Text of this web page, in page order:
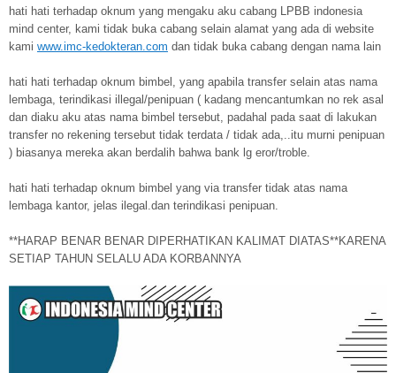
hati hati terhadap oknum yang mengaku aku cabang LPBB indonesia
mind center, kami tidak buka cabang selain alamat yang ada di website
kami www.imc-kedokteran.com dan tidak buka cabang dengan nama lain
hati hati terhadap oknum bimbel, yang apabila transfer selain atas nama
lembaga, terindikasi illegal/penipuan ( kadang mencantumkan no rek asal
dan diaku aku atas nama bimbel tersebut, padahal pada saat di lakukan
transfer no rekening tersebut tidak terdata / tidak ada,..itu murni penipuan
) biasanya mereka akan berdalih bahwa bank lg eror/troble.
hati hati terhadap oknum bimbel yang via transfer tidak atas nama
lembaga kantor, jelas ilegal.dan terindikasi penipuan.
**HARAP BENAR BENAR DIPERHATIKAN KALIMAT DIATAS**KARENA
SETIAP TAHUN SELALU ADA KORBANNYA